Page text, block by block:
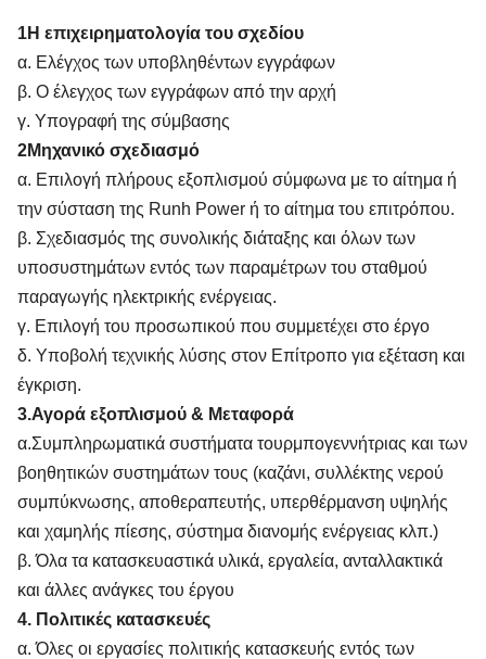
1Η επιχειρηματολογία του σχεδίου
α. Ελέγχος των υποβληθέντων εγγράφων
β. Ο έλεγχος των εγγράφων από την αρχή
γ. Υπογραφή της σύμβασης
2Μηχανικό σχεδιασμό
α. Επιλογή πλήρους εξοπλισμού σύμφωνα με το αίτημα ή
την σύσταση της Runh Power ή το αίτημα του επιτρόπου.
β. Σχεδιασμός της συνολικής διάταξης και όλων των
υποσυστημάτων εντός των παραμέτρων του σταθμού
παραγωγής ηλεκτρικής ενέργειας.
γ. Επιλογή του προσωπικού που συμμετέχει στο έργο
δ. Υποβολή τεχνικής λύσης στον Επίτροπο για εξέταση και
έγκριση.
3.Αγορά εξοπλισμού & Μεταφορά
α.Συμπληρωματικά συστήματα τουρμπογεννήτριας και των
βοηθητικών συστημάτων τους (καζάνι, συλλέκτης νερού
συμπύκνωσης, αποθεραπευτής, υπερθέρμανση υψηλής
και χαμηλής πίεσης, σύστημα διανομής ενέργειας κλπ.)
β. Όλα τα κατασκευαστικά υλικά, εργαλεία, ανταλλακτικά
και άλλες ανάγκες του έργου
4. Πολιτικές κατασκευές
α. Όλες οι εργασίες πολιτικής κατασκευής εντός των